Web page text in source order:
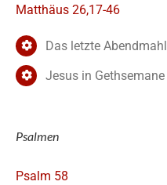
Matthäus 26,17-46
Das letzte Abendmahl
Jesus in Gethsemane
Psalmen
Psalm 58